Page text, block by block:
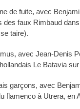
de fuite, avec
des faux Rimbaud
taire).
avec Jean-Denis
Le Batavia
garçons, avec
flamenco à Utrera, en